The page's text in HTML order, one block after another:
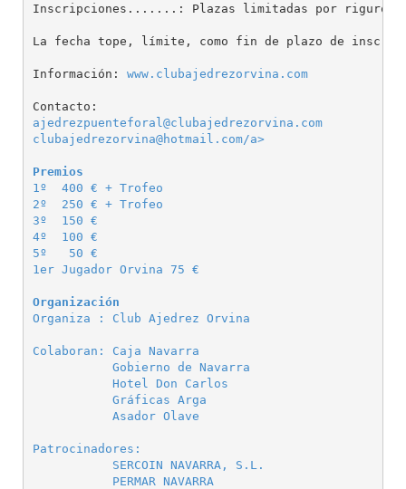
Inscripciones.......: Plazas limitadas por riguroso
La fecha tope, límite, como fin de plazo de
Información: www.clubajedrezorvina.com
ajedrezpuenteforal@clubajedrezorvina.com
clubajedrezorvina@hotmail.com/a>
Premios
1º  400 € + Trofeo
2º  250 € + Trofeo
3º  150 €
4º  100 €
5º   50 €
1er Jugador Orvina 75 €
Organización
Organiza : Club Ajedrez Orvina
Colaboran: Caja Navarra
           Gobierno de Navarra
           Hotel Don Carlos
           Gráficas Arga
           Asador Olave
Patrocinadores:
           SERCOIN NAVARRA, S.L.
           PERMAR NAVARRA